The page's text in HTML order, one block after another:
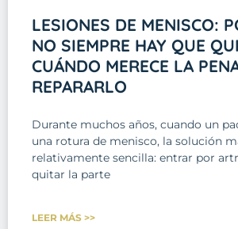
LESIONES DE MENISCO:
NO SIEMPRE HAY QUE
CUÁNDO MERECE LA
REPARARLO
Durante muchos años, cuando un
una rotura de menisco, la solución
relativamente sencilla: entrar por
quitar la parte
LEER MÁS >>